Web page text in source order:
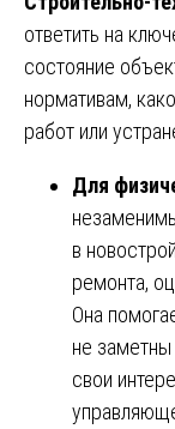
ответить на
состояние
нормативам,
работ или
Для
в
ремонта,
Она
не
свои